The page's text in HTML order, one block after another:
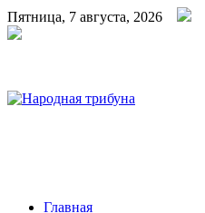
Пятница, 7 августа, 2026
Главная